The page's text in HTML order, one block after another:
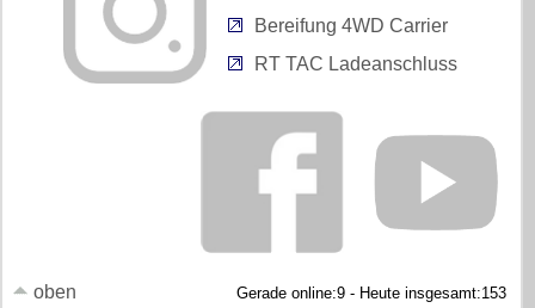
Bereifung 4WD Carrier
RT TAC Ladeanschluss
Gerade online:9 - Heute insgesamt:153
oben